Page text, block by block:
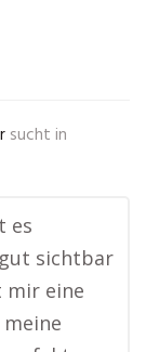
sucht in
es
sichtbar
mir eine